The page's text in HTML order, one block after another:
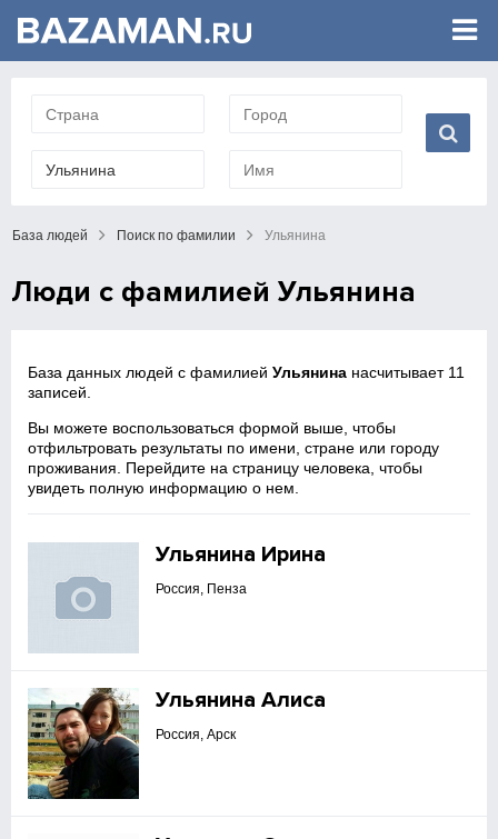
База людей Поиск по фамилии Ульянина
Люди с фамилией Ульянина
База данных людей с фамилиейУльянина насчитывает 11
записей.
Вы можете воспользоваться формой выше, чтобы
отфильтровать результаты по имени, стране или городу
проживания. Перейдите на страницу человека, чтобы
увидеть полную информацию о нем.
Ульянина Ирина
Россия, Пенза
Ульянина Алиса
Россия, Арск